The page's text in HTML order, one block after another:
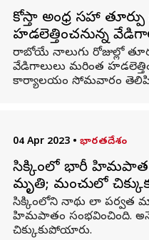
కోస్తా అంధ్ర సహా
హడలెత్తించనున్న
రాబోయే నాలుగు రోజుల్లో
వేడిగాలులు మరింత
కార్యాలయం సోమవారం
04 Apr 2023 • భారతదేశం
సిక్కింలో భారీ హిమపాతం,
మృతి; మంచులో
సిక్కింలోని నాథు లా పర్వత
హిమపాతం సంభవించింది.
చిక్కుకుపోయారు.